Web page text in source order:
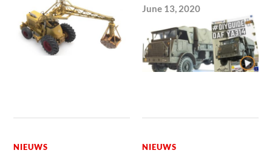
June 13, 2020
NIEUWS NIEUWS